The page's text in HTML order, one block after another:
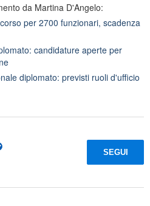
da Martina D'Angelo:
per 2700 funzionari, scadenza
candidature aperte per
diplomato: previsti ruoli d'ufficio
SEGUI